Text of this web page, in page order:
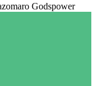
Godspower